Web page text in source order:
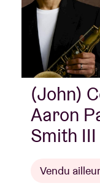
(John)
Aaron
Smith III
Vendu